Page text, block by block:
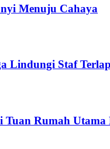
Menuju Cahaya
Lindungi Staf
Tuan Rumah